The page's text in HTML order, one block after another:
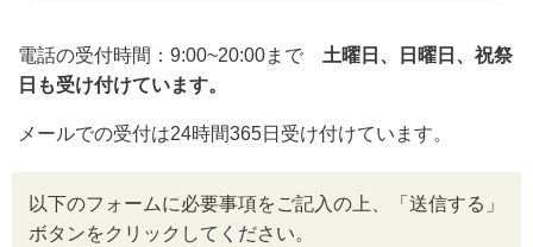
電話の受付時間：9:00~20:00まで 土曜日、日曜日、祝祭
日も受け付けています。
メールでの受付は24時間365日受け付けています。
以下のフォームに必要事項をご記入の上、「送信する」
ボタンをクリックしてください。